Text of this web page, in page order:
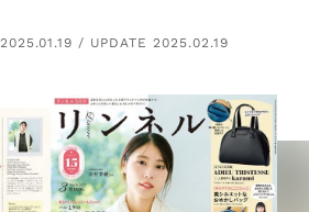
2025.01.19 / UPDATE 2025.02.19